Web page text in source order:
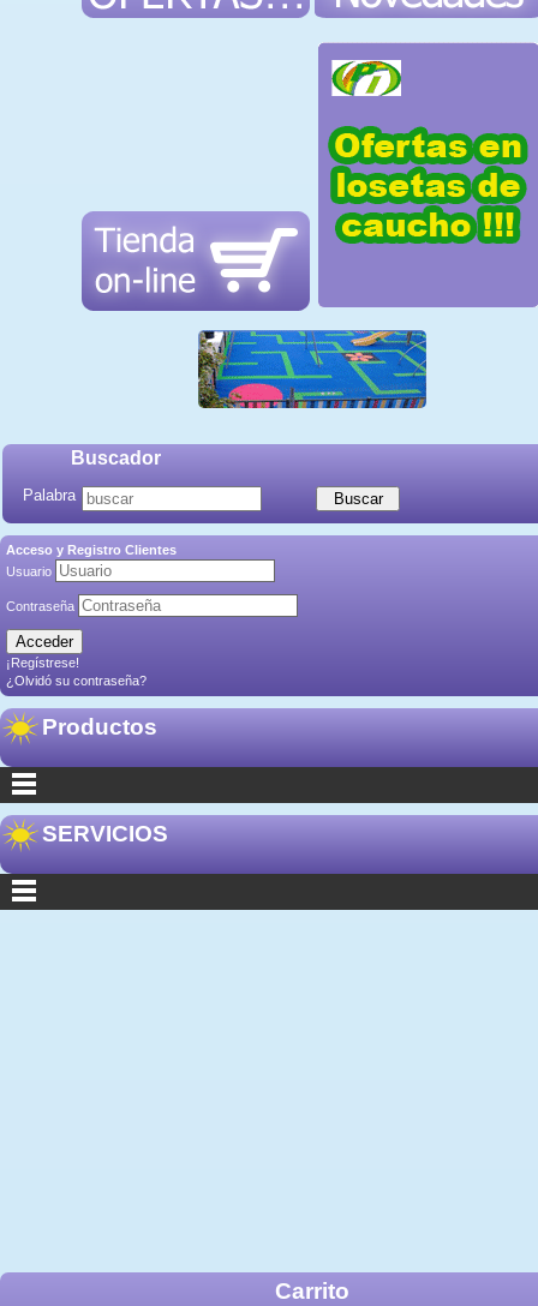
Buscador
Palabra
Acceso y Registro Clientes
Usuario
Contraseña
¡Regístrese!
¿Olvidó su contraseña?
Productos
SERVICIOS
Carrito